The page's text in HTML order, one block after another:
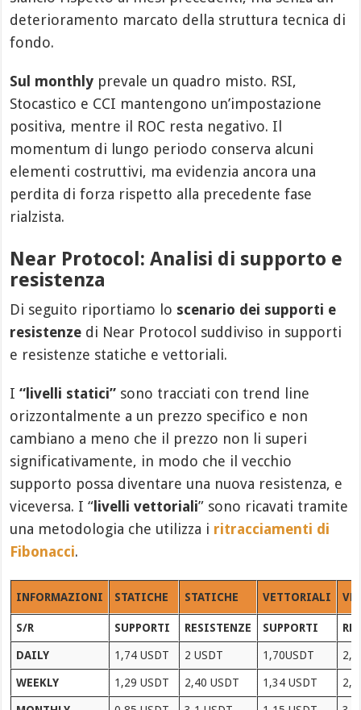
deterioramento marcato della struttura tecnica di
fondo.
Sul monthly prevale un quadro misto. RSI,
Stocastico e CCI mantengono un’impostazione
positiva, mentre il ROC resta negativo. Il
momentum di lungo periodo conserva alcuni
elementi costruttivi, ma evidenzia ancora una
perdita di forza rispetto alla precedente fase
rialzista.
Near Protocol: Analisi di supporto e
resistenza
Di seguito riportiamo lo scenario dei supporti e
resistenze di Near Protocol suddiviso in supporti
e resistenze statiche e vettoriali.
I“livelli statici” sono tracciati con trend line
orizzontalmente a un prezzo specifico e non
cambiano a meno che il prezzo non li superi
significativamente, in modo che il vecchio
supporto possa diventare una nuova resistenza, e
viceversa. I “livelli vettoriali” sono ricavati tramite
una metodologia che utilizza i ritracciamenti di
Fibonacci.
INFORMAZIONI STATICHE STATICHE VETTORIALI
S/R SUPPORTI RESISTENZE SUPPORTI
DAILY 1,74 USDT 2 USDT 1,70USDT
WEEKLY 1,29 USDT 2,40 USDT 1,34 USDT